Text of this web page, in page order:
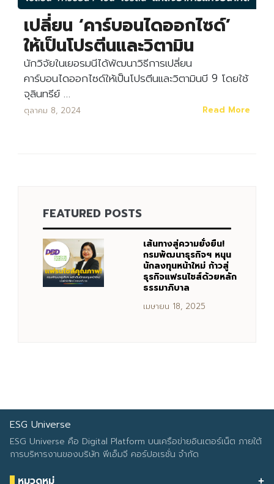
Search
Search
เปลี่ยน ‘คาร์บอนไดออกไซด์’
ให้เป็นโปรตีนและวิตามิน
นักวิจัยในเยอรมนีได้พัฒนาวิธีการเปลี่ยน
คาร์บอนไดออกไซด์ให้เป็นโปรตีนและวิตามินบี 9 โดยใช้
จุลินทรีย์ …
ตุลาคม 8, 2024 Read More
FEATURED POSTS
เส้นทางสู่ความยั่งยืน!
กรมพัฒนาธุรกิจฯ หนุน
นักลงทุนหน้าใหม่ ก้าวสู่
ธุรกิจแฟรนไชส์ด้วยหลัก
ธรรมาภิบาล
เมษายน 18, 2025
ESG Universe
ESG Universe คือ Digital Platform บนเครือข่ายอินเตอร์เน็ต ภายใต้
การบริหารงานของบริษัท พีเอ็มจี คอร์ปอเรชั่น จำกัด